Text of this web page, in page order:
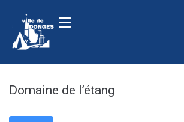
Domaine de l’étang